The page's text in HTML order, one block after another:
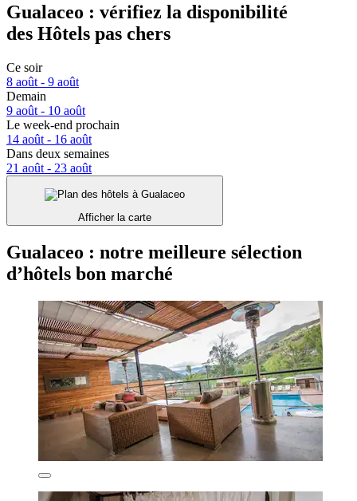
Gualaceo : vérifiez la disponibilité
des Hôtels pas chers
Ce soir
8 août - 9 août
Demain
9 août - 10 août
Le week-end prochain
14 août - 16 août
Dans deux semaines
21 août - 23 août
Afficher la carte
Gualaceo : notre meilleure sélection
d’hôtels bon marché